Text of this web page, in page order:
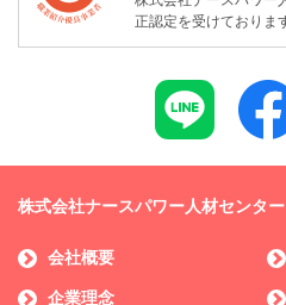
正認定を受けておりま
株式会社ナースパワー人材センター
会社概要
企業理念